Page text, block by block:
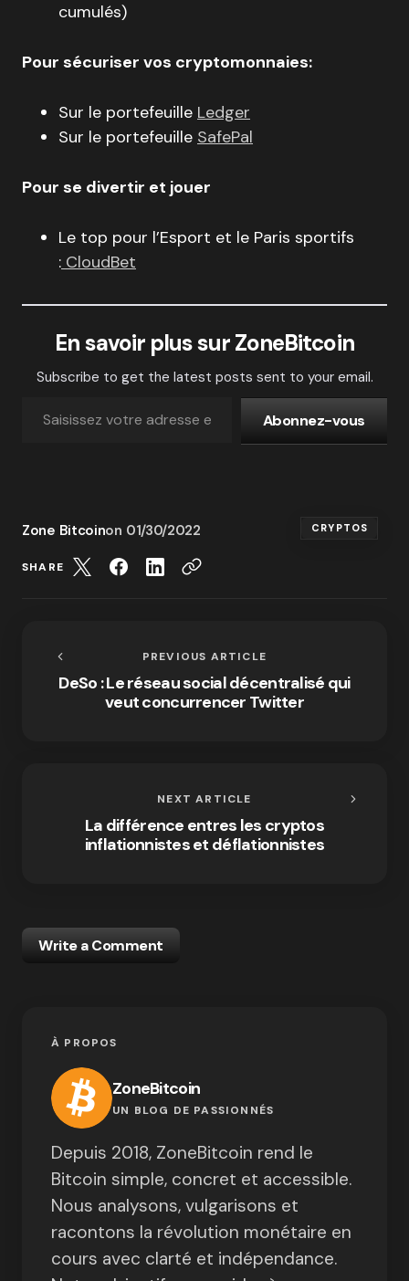
cumulés)
Pour sécuriser vos cryptomonnaies:
Sur le portefeuille Ledger
Sur le portefeuille SafePal
Pour se divertir et jouer
Le top pour l’Esport et le Paris sportifs
: CloudBet
En savoir plus sur ZoneBitcoin
Subscribe to get the latest posts sent to your email.
Abonnez-vous
Zone Bitcoinon 01/30/2022 CRYPTOS
SHARE
PREVIOUS ARTICLE
DeSo : Le réseau social décentralisé qui
veut concurrencer Twitter
NEXT ARTICLE
La différence entres les cryptos
inflationnistes et déflationnistes
Write a Comment
À PROPOS
ZoneBitcoin
UN BLOG DE PASSIONNÉS
Depuis 2018, ZoneBitcoin rend le
Bitcoin simple, concret et accessible.
Nous analysons, vulgarisons et
racontons la révolution monétaire en
cours avec clarté et indépendance.